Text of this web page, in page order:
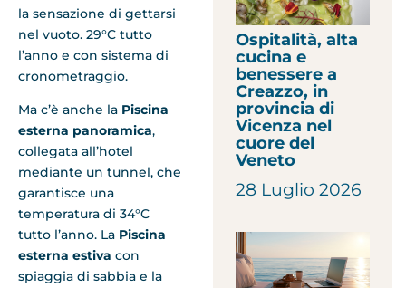
la sensazione di gettarsi
nel vuoto. 29°C tutto
l’anno e con sistema di
cronometraggio.
Ma c’è anche la Piscina
esterna panoramica,
collegata all’hotel
mediante un tunnel, che
garantisce una
temperatura di 34°C
tutto l’anno. La Piscina
esterna estiva con
spiaggia di sabbia e la
Ospitalità, alta
cucina e
benessere a
Creazzo, in
provincia di
Vicenza nel
cuore del
Veneto
28 Luglio 2026